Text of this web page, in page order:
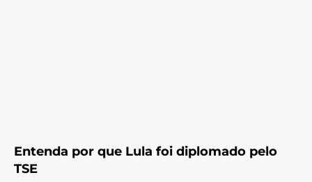
Entenda por que Lula foi diplomado pelo
TSE